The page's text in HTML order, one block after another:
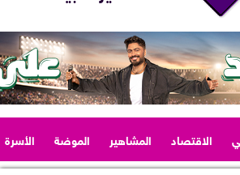
الاقتصاد المشاهير الموضة الأسرة